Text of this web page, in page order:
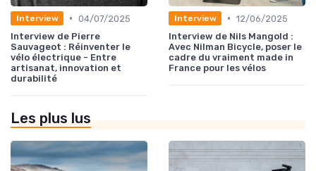
Interview • 04/07/2025
Interview de Pierre
Sauvageot : Réinventer le
vélo électrique - Entre
artisanat, innovation et
durabilité
Interview • 12/06/2025
Interview de Nils Mangold :
Avec Nilman Bicycle, poser le
cadre du vraiment made in
France pour les vélos
Les plus lus